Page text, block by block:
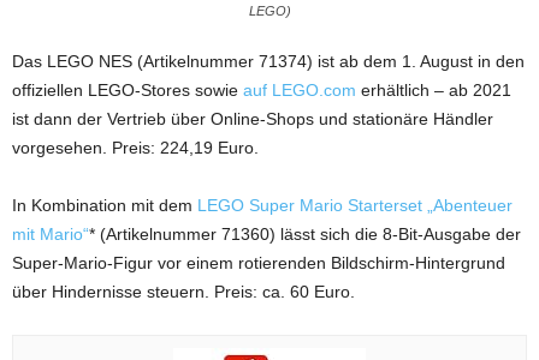
LEGO)
Das LEGO NES (Artikelnummer 71374) ist ab dem 1. August in den
offiziellen LEGO-Stores sowie auf LEGO.com erhältlich – ab 2021
ist dann der Vertrieb über Online-Shops und stationäre Händler
vorgesehen. Preis: 224,19 Euro.
In Kombination mit dem LEGO Super Mario Starterset „Abenteuer
mit Mario“* (Artikelnummer 71360) lässt sich die 8-Bit-Ausgabe der
Super-Mario-Figur vor einem rotierenden Bildschirm-Hintergrund
über Hindernisse steuern. Preis: ca. 60 Euro.